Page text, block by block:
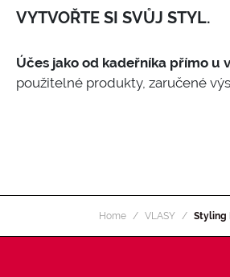
VYTVOŘTE SI SVŮJ STYL.
Účes jako od kadeřníka přímo u
použitelné produkty, zaručené
Home VLASY Styling